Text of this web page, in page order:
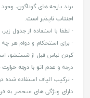
برند پارچه های گوناگون، وجود
اجنتاب ناپذیر است.
- لطفا با استفاده از جدول
- برای استحکام و دوام هر
درجه و عدم اتو با درجه
- ترکیب الیاف استفاده شده
دارای ویژگی های منحصر به